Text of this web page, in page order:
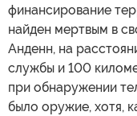
финансирование
найден мертвым в
Анденн, на
службы и 100
при обнаружении
было оружие, хотя,